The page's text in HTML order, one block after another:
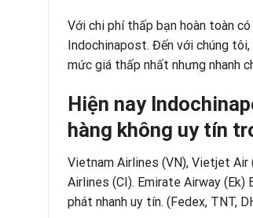
Với chi phí thấp bạn hoàn toàn
Indochinapost. Đến với chúng tôi,
mức giá thấp nhất nhưng nhanh
Hiện nay
hàng không uy tín
Vietnam Airlines (VN), Vietjet Air
Airlines (CI). Emirate Airway (Ek)
phát nhanh uy tín. (Fedex, TNT,